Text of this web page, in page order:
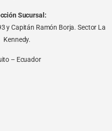
Sucursal:
y Capitán Ramón Borja. Sector La
Kennedy.
– Ecuador